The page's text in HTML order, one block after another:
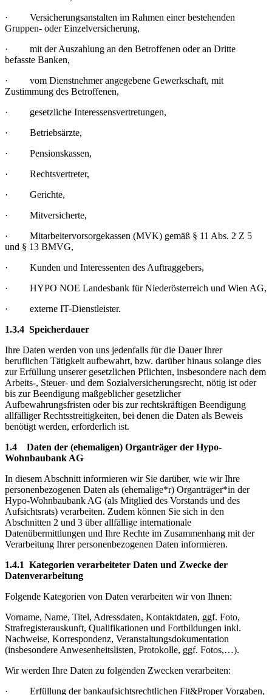
· Versicherungsanstalten im Rahmen einer bestehenden
Gruppen- oder Einzelversicherung,
· mit der Auszahlung an den Betroffenen oder an Dritte
befasste Banken,
· vom Dienstnehmer angegebene Gewerkschaft, mit
Zustimmung des Betroffenen,
· gesetzliche Interessensvertretungen,
· Betriebsärzte,
· Pensionskassen,
· Rechtsvertreter,
· Gerichte,
· Mitversicherte,
· Mitarbeitervorsorgekassen (MVK) gemäß § 11 Abs. 2 Z 5
und § 13 BMVG,
· Kunden und Interessenten des Auftraggebers,
· HYPO NOE Landesbank für Niederösterreich und Wien AG,
· externe IT-Dienstleister.
1.3.4 Speicherdauer
Ihre Daten werden von uns jedenfalls für die Dauer Ihrer
beruflichen Tätigkeit aufbewahrt, bzw. darüber hinaus solange dies
zur Erfüllung unserer gesetzlichen Pflichten, insbesondere nach dem
Arbeits-, Steuer- und dem Sozialversicherungsrecht, nötig ist oder
bis zur Beendigung maßgeblicher gesetzlicher
Aufbewahrungsfristen oder bis zur rechtskräftigen Beendigung
allfälliger Rechtsstreitigkeiten, bei denen die Daten als Beweis
benötigt werden, erforderlich ist.
1.4 Daten der (ehemaligen) Organträger der Hypo-
Wohnbaubank AG
In diesem Abschnitt informieren wir Sie darüber, wie wir Ihre
personenbezogenen Daten als (ehemalige*r) Organträger*in der
Hypo-Wohnbaubank AG (als Mitglied des Vorstands und des
Aufsichtsrats) verarbeiten. Zudem können Sie sich in den
Abschnitten 2 und 3 über allfällige internationale
Datenübermittlungen und Ihre Rechte im Zusammenhang mit der
Verarbeitung Ihrer personenbezogenen Daten informieren.
1.4.1 Kategorien verarbeiteter Daten und Zwecke der
Datenverarbeitung
Folgende Kategorien von Daten verarbeiten wir von Ihnen:
Vorname, Name, Titel, Adressdaten, Kontaktdaten, ggf. Foto,
Strafregisterauskunft, Qualifikationen und Fortbildungen inkl.
Nachweise, Korrespondenz, Veranstaltungsdokumentation
(insbesondere Anwesenheitslisten, Protokolle, ggf. Fotos,…).
Wir werden Ihre Daten zu folgenden Zwecken verarbeiten:
· Erfüllung der bankaufsichtsrechtlichen Fit&Proper Vorgaben,